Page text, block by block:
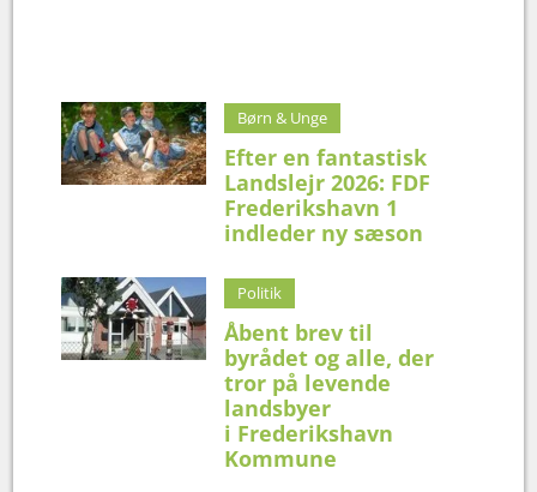
Børn & Unge
Efter en fantastisk
Landslejr 2026: FDF
Frederikshavn 1
indleder ny sæson
Politik
Åbent brev til
byrådet og alle, der
tror på levende
landsbyer
i Frederikshavn
Kommune